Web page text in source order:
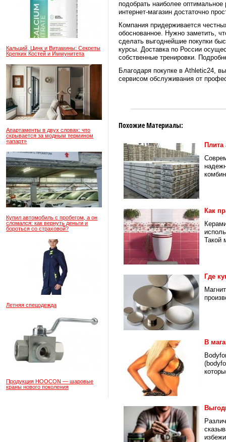
Кальций, Цинк и Витамины: Секреты
Крепких Костей и Иммунитета
Апартаменты в двух словах: что
скрывается за модным термином
«апарт»
Купил автомобиль с пробегом, а он
сломался: как вернуть деньги и
бороться со страховой?
Летняя спецодежда
Продукция HOOCON — шаровые
краны нового поколения
подобрать наиболее
интернет-магазин достаточно
Компания придерживается
обоснованное. Нужно заметить,
сделать выгоднейшие покупки
курсы. Доставка по России
собственные тренировки.
Благодаря покупке в Athletic24,
сервисом обслуживания от
Похожие Материалы:
Как
Такой
Где
В